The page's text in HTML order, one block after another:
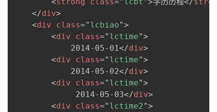
<strong class=" lcbt ">学历历程</
</div>
<div class=" lcbiao">
<div class=" lctime">
            2014-05-01
</div>
<div class=" lctime">
            2014-05-02
</div>
<div class=" lctime">
             2014-05-03
</div>
<div class=" lctime2">